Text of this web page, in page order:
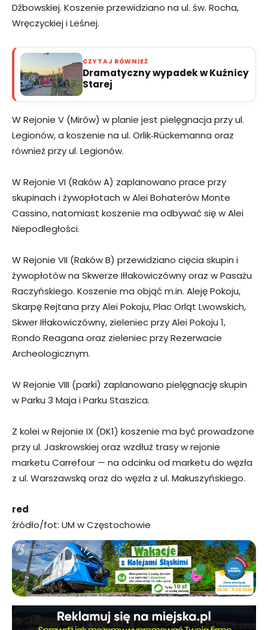
Dźbowskiej. Koszenie przewidziano na ul. św. Rocha,
Wręczyckiej i Leśnej.
CZYTAJ RÓWNIEŻ
Dramatyczny wypadek w Kuźnicy
Starej
W Rejonie V (Mirów) w planie jest pielęgnacja przy ul.
Legionów, a koszenie na ul. Orlik‑Rückemanna oraz
również przy ul. Legionów.
W Rejonie VI (Raków A) zaplanowano prace przy
skupinach i żywopłotach w Alei Bohaterów Monte
Cassino, natomiast koszenie ma odbywać się w Alei
Niepodległości.
W Rejonie VII (Raków B) przewidziano cięcia skupin i
żywopłotów na Skwerze Iłłakowiczówny oraz w Pasażu
Raczyńskiego. Koszenie ma objąć m.in. Aleję Pokoju,
Skarpę Rejtana przy Alei Pokoju, Plac Orląt Lwowskich,
Skwer Iłłakowiczówny, zieleniec przy Alei Pokoju 1,
Rondo Reagana oraz zieleniec przy Rezerwacie
Archeologicznym.
W Rejonie VIII (parki) zaplanowano pielęgnację skupin
w Parku 3 Maja i Parku Staszica.
Z kolei w Rejonie IX (DK1) koszenie ma być prowadzone
przy ul. Jaskrowskiej oraz wzdłuż trasy w rejonie
marketu Carrefour — na odcinku od marketu do węzła
z ul. Warszawską oraz do węzła z ul. Makuszyńskiego.
red
źródło/fot: UM w Częstochowie